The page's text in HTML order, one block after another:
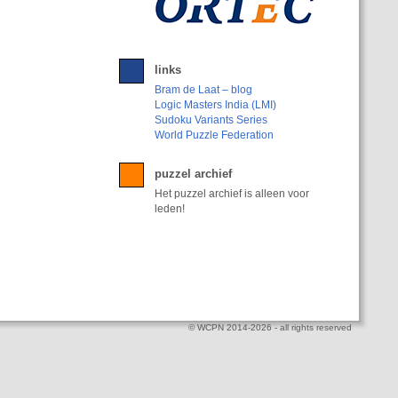
links
Bram de Laat – blog
Logic Masters India (LMI)
Sudoku Variants Series
World Puzzle Federation
puzzel archief
Het puzzel archief is alleen voor
leden!
© WCPN 2014-2026 - all rights reserved